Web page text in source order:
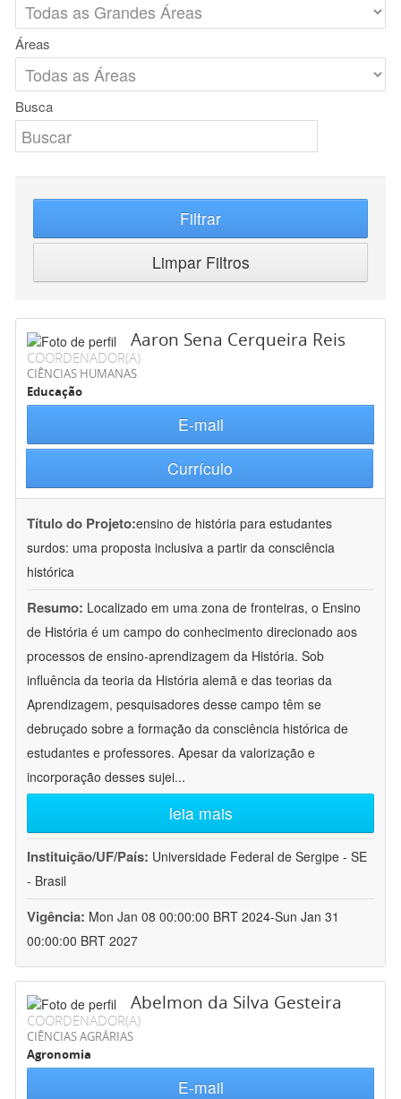
Áreas
Busca
Filtrar
Limpar Filtros
Aaron Sena Cerqueira Reis
COORDENADOR(A)
CIÊNCIAS HUMANAS
Educação
E-mail
Currículo
Título do Projeto:ensino de história para estudantes
surdos: uma proposta inclusiva a partir da consciência
histórica
Resumo: Localizado em uma zona de fronteiras, o Ensino
de História é um campo do conhecimento direcionado aos
processos de ensino-aprendizagem da História. Sob
influência da teoria da História alemã e das teorias da
Aprendizagem, pesquisadores desse campo têm se
debruçado sobre a formação da consciência histórica de
estudantes e professores. Apesar da valorização e
incorporação desses sujei...
leia mais
Instituição/UF/País: Universidade Federal de Sergipe - SE
- Brasil
Vigência: Mon Jan 08 00:00:00 BRT 2024-Sun Jan 31
00:00:00 BRT 2027
Abelmon da Silva Gesteira
COORDENADOR(A)
CIÊNCIAS AGRÁRIAS
Agronomia
E-mail